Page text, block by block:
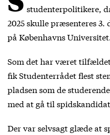
studenterpolitikere,
2025 skulle præsenteres 3.
på Københavns Universitet.
Som det har været tilfældet
fik Studenterrådet flest
pladsen som de
med at gå til
Der var selvsagt glæde at